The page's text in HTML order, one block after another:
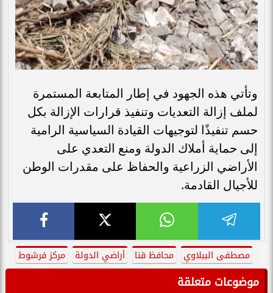
وتأتي هذه الجهود في إطار المتابعة المستمرة
لملف إزالة التعديات وتنفيذ قرارات الإزالة بكل
حسم تنفيذًا لتوجيهات القيادة السياسية الرامية
إلى حماية أملاك الدولة ومنع التعدي على
الأراضي الزراعية والحفاظ على مقدرات الوطن
للأجيال القادمة.
مصطفى الببلاوي محافظ قنا أراضي الدولة مركز فرشوط
موضوعات متعلقة